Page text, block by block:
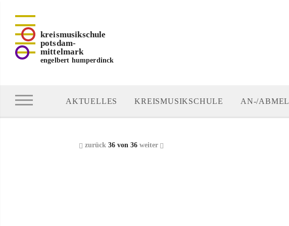
kreismusikschule
potsdam-
mittelmark
engelbert humperdinck
AKTUELLES KREISMUSIKSCHULE AN-/
zurück36 von 36 weiter